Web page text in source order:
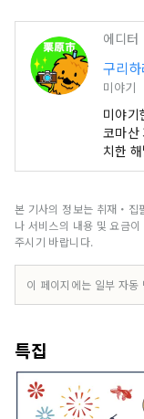
에디터
구리
미야기
미야기
코마산
치한
지정되
치누마
에 피
와 호
온천과
하라
본 기사의 정보는 취재・집
나 서비스의 내용 및 요금
주시기 바랍니다.
이 페이지에는 일부 자
특집